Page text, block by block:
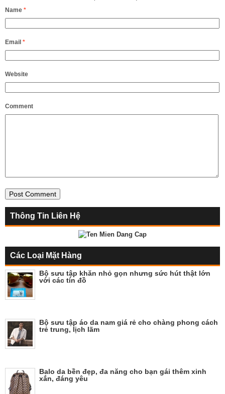
Name *
Email *
Website
Comment
Thông Tin Liên Hệ
Các Loại Mặt Hàng
Bộ sưu tập khăn nhỏ gọn nhưng sức hút thật lớn
với các tín đồ
Bộ sưu tập áo da nam giá rẻ cho chàng phong cách
trẻ trung, lịch lãm
Balo da bền đẹp, đa năng cho bạn gái thêm xinh
xắn, đáng yêu